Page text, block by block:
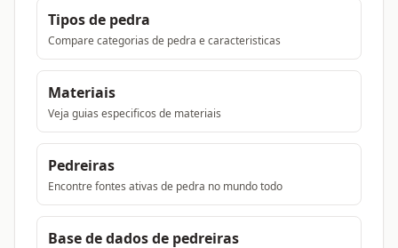
Tipos de pedra
Compare categorias de pedra e caracteristicas
Materiais
Veja guias especificos de materiais
Pedreiras
Encontre fontes ativas de pedra no mundo todo
Base de dados de pedreiras